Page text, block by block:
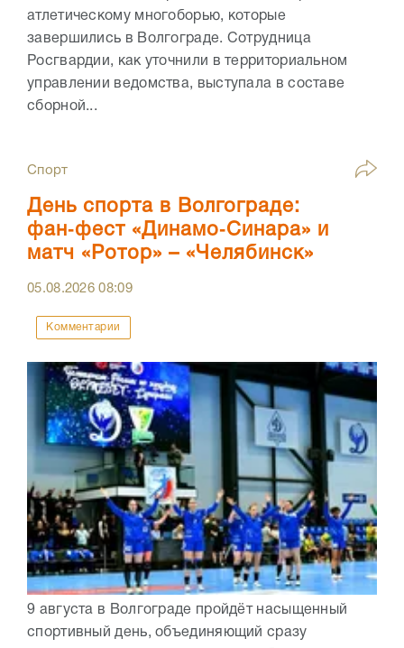
атлетическому многоборью, которые
завершились в Волгограде. Сотрудница
Росгвардии, как уточнили в территориальном
управлении ведомства, выступала в составе
сборной...
Спорт
День спорта в Волгограде:
фан‑фест «Динамо‑Синара» и
матч «Ротор» – «Челябинск»
05.08.202608:09
Комментарии
9 августа в Волгограде пройдёт насыщенный
спортивный день, объединяющий сразу